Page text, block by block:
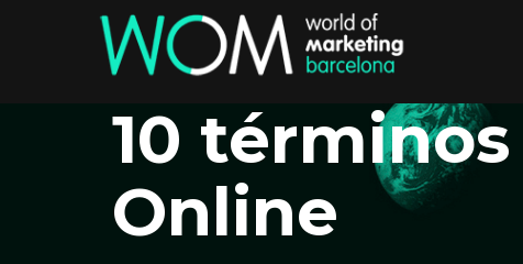
10
Online